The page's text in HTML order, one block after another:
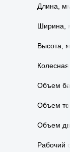
Длина,
Ширина,
Высота,
Объем
Объем
Объем
Рабочий